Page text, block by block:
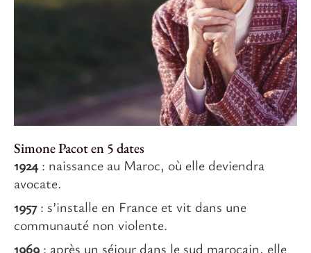
Simone Pacot en 5 dates
1924: naissance au Maroc, où elle deviendra
avocate.
1957: s’installe en France et vit dans une
communauté non violente.
1969 : après un séjour dans le sud marocain, elle